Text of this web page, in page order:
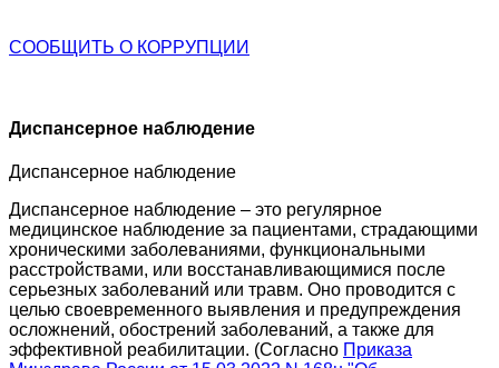
СООБЩИТЬ О КОРРУПЦИИ
Диспансерное наблюдение
Диспансерное наблюдение
Диспансерное наблюдение – это регулярное
медицинское наблюдение за пациентами, страдающими
хроническими заболеваниями, функциональными
расстройствами, или восстанавливающимися после
серьезных заболеваний или травм. Оно проводится с
целью своевременного выявления и предупреждения
осложнений, обострений заболеваний, а также для
эффективной реабилитации. (Согласно Приказа